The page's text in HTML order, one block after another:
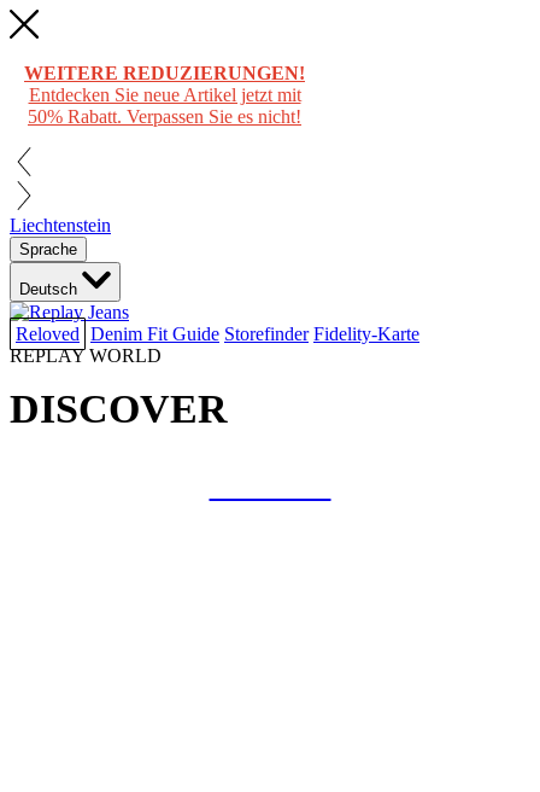
WEITERE REDUZIERUNGEN!
Entdecken Sie neue Artikel jetzt mit
50% Rabatt. Verpassen Sie es nicht!
Liechtenstein
Sprache
Deutsch
Reloved Denim Fit Guide Storefinder Fidelity-Karte
REPLAY WORLD
DISCOVER